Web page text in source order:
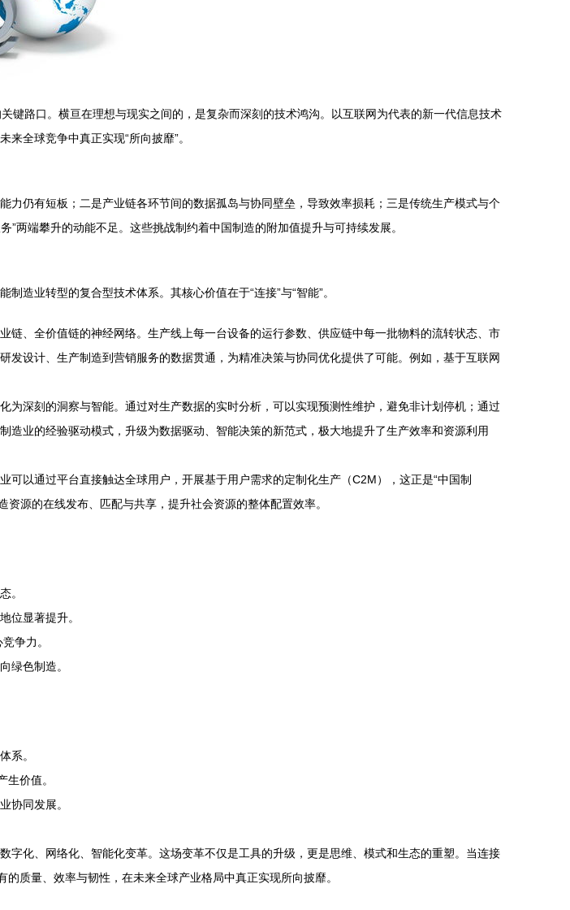
键路口。横亘在理想与现实之间的，是复杂而深刻的技术鸿沟。以互联网为代表的新一代信息技术
全球竞争中真正实现“所向披靡”。
仍有短板；二是产业链各环节间的数据孤岛与协同壁垒，导致效率损耗；三是传统生产模式与个
两端攀升的动能不足。这些挑战制约着中国制造的附加值提升与可持续发展。
造业转型的复合型技术体系。其核心价值在于“连接”与“智能”。
、全价值链的神经网络。生产线上每一台设备的运行参数、供应链中每一批物料的流转状态、市
设计、生产制造到营销服务的数据贯通，为精准决策与协同优化提供了可能。例如，基于互联网
深刻的洞察与智能。通过对生产数据的实时分析，可以实现预测性维护，避免非计划停机；通过
业的经验驱动模式，升级为数据驱动、智能决策的新范式，极大地提升了生产效率和资源利用
以通过平台直接触达全球用户，开展基于用户需求的定制化生产（C2M），这正是“中国制
资源的在线发布、匹配与共享，提升社会资源的整体配置效率。
。
位显著提升。
争力。
绿色制造。
系。
生价值。
协同发展。
化、网络化、智能化变革。这场变革不仅是工具的升级，更是思维、模式和生态的重塑。当连接
质量、效率与韧性，在未来全球产业格局中真正实现所向披靡。